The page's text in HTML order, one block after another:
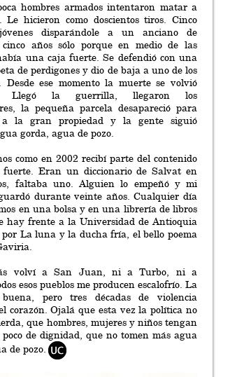
hombres armados intentaron matar a
Le hicieron como doscientos tiros. Cinco
disparándole a un anciano de
años sólo porque en medio de las
una caja fuerte. Se defendió con una
de perdigones y dio de baja a uno de los
Desde ese momento la muerte se volvió
Llegó la guerrilla, llegaron los
la pequeña parcela desapareció para
la gran propiedad y la gente siguió
gorda, agua de pozo.
como en 2002 recibí parte del contenido
Eran un diccionario de Salvat en
faltaba uno. Alguien lo empeñó y mi
durante veinte años. Cualquier día
en una bolsa y en una librería de libros
hay frente a la Universidad de Antioquia
por La luna y la ducha fría, el bello poema
volví a San Juan, ni a Turbo, ni a
esos pueblos me producen escalofrío. La
pero tres décadas de violencia
corazón. Ojalá que esta vez la política no
que hombres, mujeres y niños tengan
de dignidad, que no tomen más agua
de pozo.